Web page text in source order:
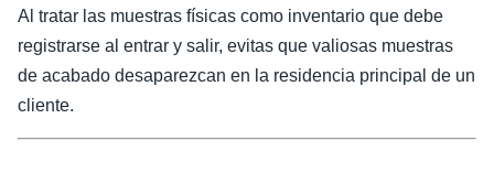
Al tratar las muestras físicas como inventario que debe
registrarse al entrar y salir, evitas que valiosas muestras
de acabado desaparezcan en la residencia principal de un
cliente.